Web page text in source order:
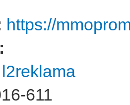
https://
l2reklama
611